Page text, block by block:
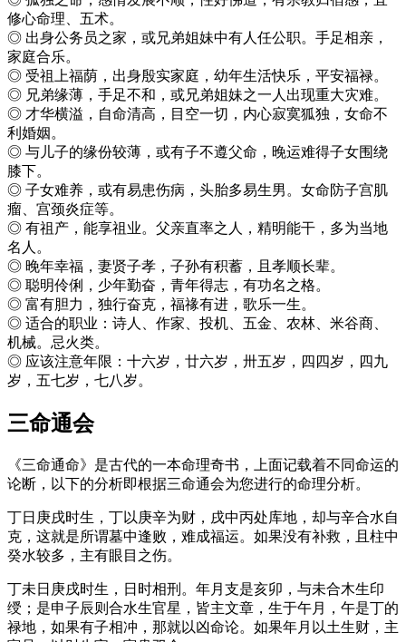
修心命理、五术。
◎ 出身公务员之家，或兄弟姐妹中有人任公职。手足相亲，
家庭合乐。
◎ 受祖上福荫，出身殷实家庭，幼年生活快乐，平安福禄。
◎ 兄弟缘薄，手足不和，或兄弟姐妹之一人出现重大灾难。
◎ 才华横溢，自命清高，目空一切，内心寂寞狐独，女命不
利婚姻。
◎ 与儿子的缘份较薄，或有子不遵父命，晚运难得子女围绕
膝下。
◎ 子女难养，或有易患伤病，头胎多易生男。女命防子宫肌
瘤、宫颈炎症等。
◎ 有祖产，能享祖业。父亲直率之人，精明能干，多为当地
名人。
◎ 晚年幸福，妻贤子孝，子孙有积蓄，且孝顺长辈。
◎ 聪明伶俐，少年勤奋，青年得志，有功名之格。
◎ 富有胆力，独行奋克，福禒有进，歌乐一生。
◎ 适合的职业：诗人、作家、投机、五金、农林、米谷商、
机械。忌火类。
◎ 应该注意年限：十六岁，廿六岁，卅五岁，四四岁，四九
岁，五七岁，七八岁。
三命通会
《三命通命》是古代的一本命理奇书，上面记载着不同命运的
论断，以下的分析即根据三命通会为您进行的命理分析。
丁日庚戌时生，丁以庚辛为财，戌中丙处库地，却与辛合水自
克，这就是所谓墓中逢败，难成福运。如果没有补救，且柱中
癸水较多，主有眼目之伤。
丁未日庚戌时生，日时相刑。年月支是亥卯，与未合木生印
绶；是申子辰则合水生官星，皆主文章，生于午月，午是丁的
禄地，如果有子相冲，那就以凶命论。如果年月以土生财，主